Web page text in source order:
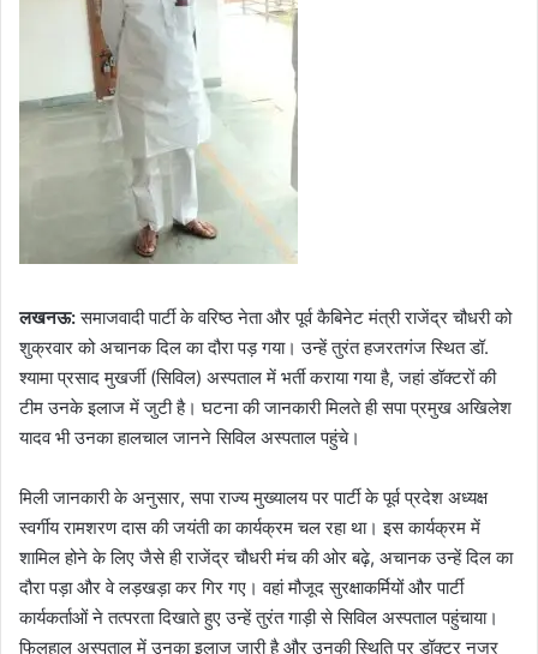
लखनऊ:समाजवादी पार्टी के वरिष्ठ नेता और पूर्व कैबिनेट मंत्री राजेंद्र चौधरी को
शुक्रवार को अचानक दिल का दौरा पड़ गया। उन्हें तुरंत हजरतगंज स्थित डॉ.
श्यामा प्रसाद मुखर्जी (सिविल) अस्पताल में भर्ती कराया गया है, जहां डॉक्टरों की
टीम उनके इलाज में जुटी है। घटना की जानकारी मिलते ही सपा प्रमुख अखिलेश
यादव भी उनका हालचाल जानने सिविल अस्पताल पहुंचे।
मिली जानकारी के अनुसार, सपा राज्य मुख्यालय पर पार्टी के पूर्व प्रदेश अध्यक्ष
स्वर्गीय रामशरण दास की जयंती का कार्यक्रम चल रहा था। इस कार्यक्रम में
शामिल होने के लिए जैसे ही राजेंद्र चौधरी मंच की ओर बढ़े, अचानक उन्हें दिल का
दौरा पड़ा और वे लड़खड़ा कर गिर गए। वहां मौजूद सुरक्षाकर्मियों और पार्टी
कार्यकर्ताओं ने तत्परता दिखाते हुए उन्हें तुरंत गाड़ी से सिविल अस्पताल पहुंचाया।
फिलहाल अस्पताल में उनका इलाज जारी है और उनकी स्थिति पर डॉक्टर नजर